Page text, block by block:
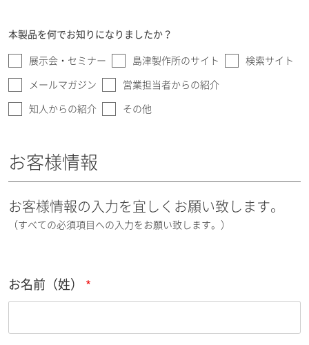
本製品を何でお知りになりましたか？
展示会・セミナー 島津製作所のサイト 検索サイト
メールマガジン 営業担当者からの紹介
知人からの紹介 その他
お客様情報
お客様情報の入力を宜しくお願い致します。
（すべての必須項目への入力をお願い致します。）
お名前（姓）